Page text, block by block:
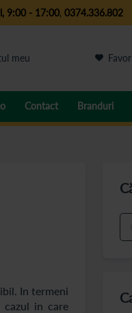
9:00 - 17:00, 0374.336.802
meu
Contact Branduri
In termeni
cazul in care